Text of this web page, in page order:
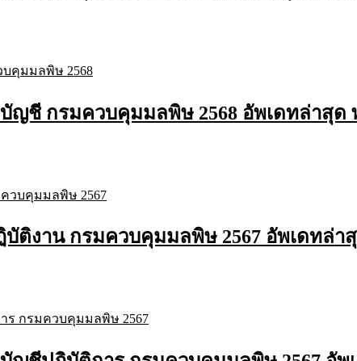
ญชี กรมควบคุมมลพิษ 2568 อัพเดทล่าสุด
ติงาน กรมควบคุมมลพิษ 2567 อัพเดทล่า